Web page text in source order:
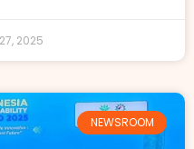
2025
NEWSROOM